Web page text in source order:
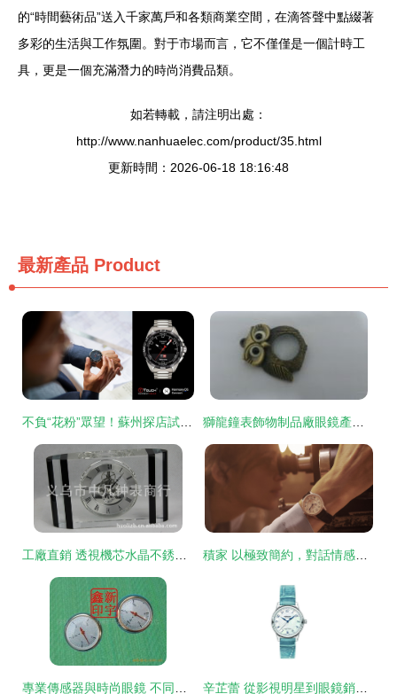
的“時間藝術品”送入千家萬戶和各類商業空間，在滴答聲中點綴著
多彩的生活與工作氛圍。對于市場而言，它不僅僅是一個計時工
具，更是一個充滿潛力的時尚消費品類。
如若轉載，請注明出處：
http://www.nanhuaelec.com/product/35.html
更新時間：2026-06-18 18:16:48
最新產品 Product